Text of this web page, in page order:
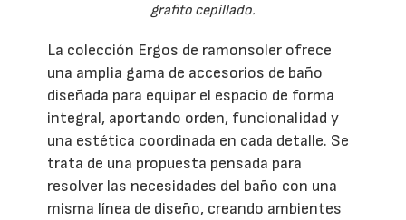
grafito cepillado.
La colección Ergos de ramonsoler ofrece
una amplia gama de accesorios de baño
diseñada para equipar el espacio de forma
integral, aportando orden, funcionalidad y
una estética coordinada en cada detalle. Se
trata de una propuesta pensada para
resolver las necesidades del baño con una
misma línea de diseño, creando ambientes